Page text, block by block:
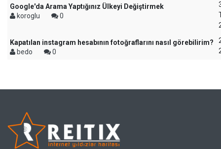
Google'da Arama Yaptığınız Ülkeyi Değiştirmek
koroglu
0
Kapatılan instagram hesabının fotoğraflarını nasıl görebilirim?
bedo
0